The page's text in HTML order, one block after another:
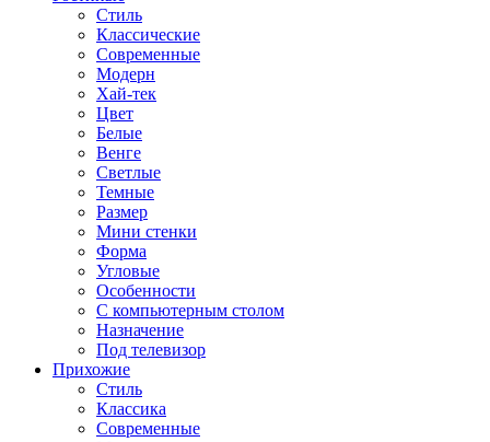
Стиль
Классические
Современные
Модерн
Хай-тек
Цвет
Белые
Венге
Светлые
Темные
Размер
Мини стенки
Форма
Угловые
Особенности
С компьютерным столом
Назначение
Под телевизор
Прихожие
Стиль
Классика
Современные